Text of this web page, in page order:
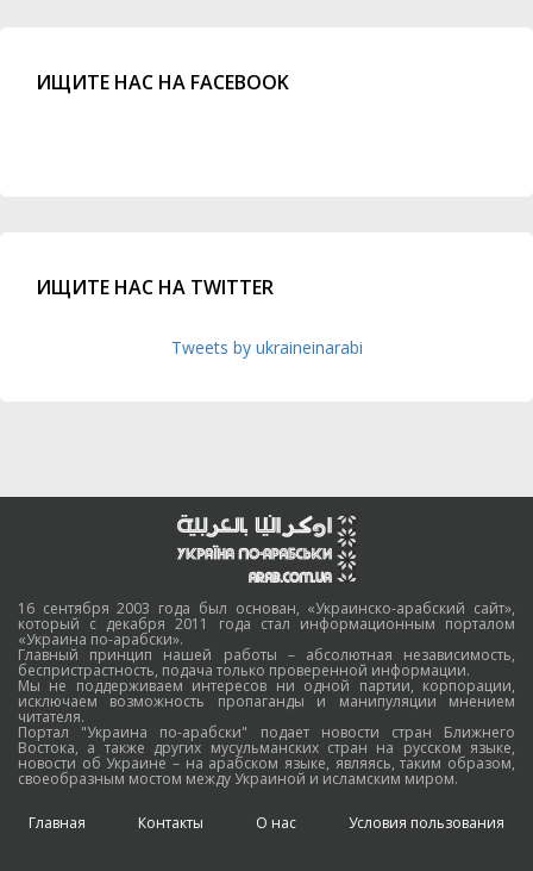
ИЩИТЕ НАС НА FACEBOOK
ИЩИТЕ НАС НА TWITTER
Tweets by ukraineinarabi
16 сентября 2003 года был основан, «Украинско-арабский сайт»,
который с декабря 2011 года стал информационным порталом
«Украина по-арабски».
Главный принцип нашей работы – абсолютная независимость,
беспристрастность, подача только проверенной информации.
Мы не поддерживаем интересов ни одной партии, корпорации,
исключаем возможность пропаганды и манипуляции мнением
читателя.
Портал "Украина по-арабски" подает новости стран Ближнего
Востока, а также других мусульманских стран на русском языке,
новости об Украине – на арабском языке, являясь, таким образом,
своеобразным мостом между Украиной и исламским миром.
Главная Контакты О нас Условия пользования